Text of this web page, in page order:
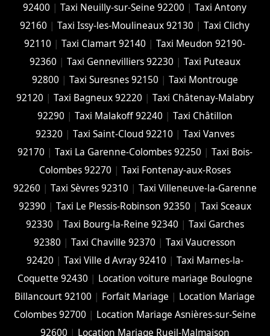
92400 |Taxi Neuilly-sur-Seine 92200 |Taxi Antony
92160 |Taxi Issy-les-Moulineaux 92130 |Taxi Clichy
92110 |Taxi Clamart 92140 |Taxi Meudon 92190-
92360 | Taxi Gennevilliers 92230 | Taxi Puteaux
92800 | Taxi Suresnes 92150 | Taxi Montrouge
92120 | Taxi Bagneux 92220 | Taxi Châtenay-Malabry
92290 | Taxi Malakoff 92240 | Taxi Châtillon
92320 | Taxi Saint-Cloud 92210 | Taxi Vanves
92170 | Taxi La Garenne-Colombes 92250 | Taxi Bois-
Colombes 92270 | Taxi Fontenay-aux-Roses
92260 | Taxi Sèvres 92310 | Taxi Villeneuve-la-Garenne
92390 | Taxi Le Plessis-Robinson 92350 | Taxi Sceaux
92330 | Taxi Bourg-la-Reine 92340 | Taxi Garches
92380 |Taxi Chaville 92370 |Taxi Vaucresson
92420 | Taxi Ville d Avray 92410 | Taxi Marnes-la-
Coquette 92430 | Location voiture mariage Boulogne
Billancourt 92100 | Forfait Mariage | Location Mariage
Colombes 92700 | Location Mariage Asnières-sur-Seine
92600 | Location Mariage Rueil-Malmaison